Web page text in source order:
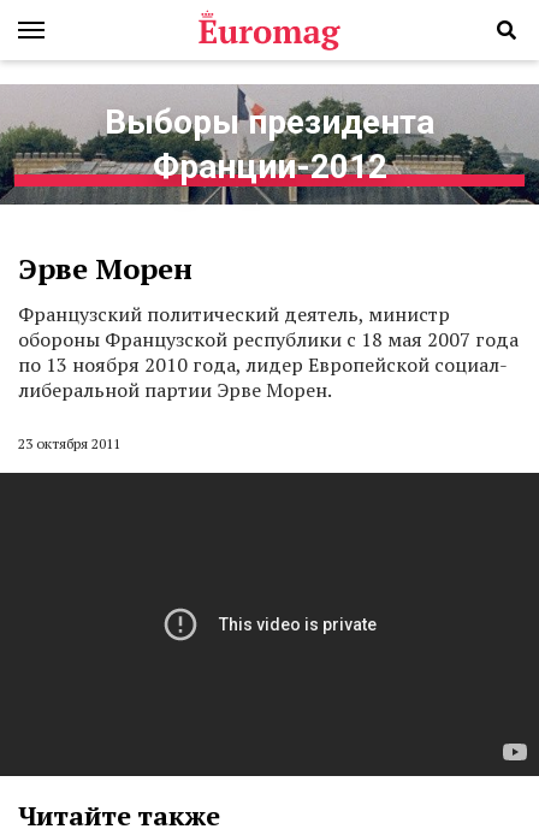
Выборы президента
Франции-2012
Эрве Морен
Французский политический деятель, министр
обороны Французской республики с 18 мая 2007 года
по 13 ноября 2010 года, лидер Европейской социал-
либеральной партии Эрве Морен.
23 октября 2011
Читайте также